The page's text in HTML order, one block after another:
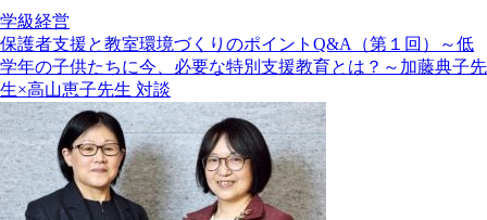
学級経営
保護者支援と教室環境づくりのポイントQ&A（第１回）～低
学年の子供たちに今、必要な特別支援教育とは？～加藤典子先
生×高山恵子先生 対談